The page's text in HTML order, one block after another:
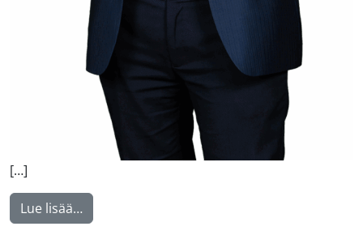
[…]
Lue lisää…